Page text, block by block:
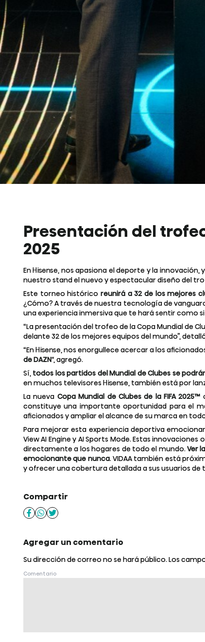
Presentación del
2025
En Hisense, nos apasiona el deporte y la
nuestro stand el nuevo y espectacular diseño del
Este torneo histórico reunirá a 32 de los mejores
¿Cómo? A través de nuestra tecnología de
una experiencia inmersiva que te hará sentir como
“La presentación del trofeo de la Copa Mundial de
delante 32 de los mejores equipos del mundo”,
“En Hisense, nos enorgullece acercar a los
de DAZN“, agregó.
Sí, todos los partidos del Mundial de Clubes se
en muchos televisores Hisense, también está por
La nueva Copa Mundial de Clubes de la FIFA 2025™
constituye una importante oportunidad para el
aficionados y ampliar el alcance de su marca en
Para mejorar esta experiencia deportiva
View AI Engine y AI Sports Mode. Estas
directamente a los hogares de todo el mundo.Ver
emocionante que nunca. VIDAA también está
y ofrecer una cobertura detallada a sus usuarios de
Compartir
Agregar un comentario
Su dirección de correo no se hará público. Los
Comentario